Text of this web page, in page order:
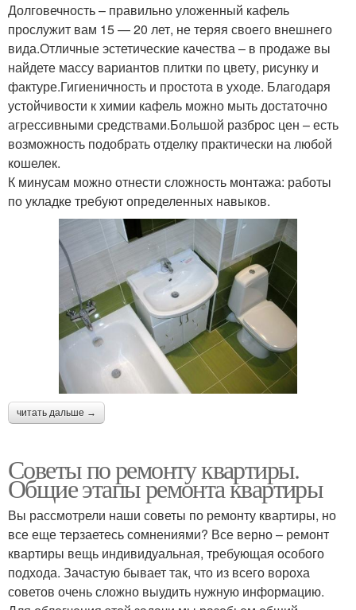
Долговечность – правильно уложенный кафель
прослужит вам 15 — 20 лет, не теряя своего внешнего
вида.Отличные эстетические качества – в продаже вы
найдете массу вариантов плитки по цвету, рисунку и
фактуре.Гигиеничность и простота в уходе. Благодаря
устойчивости к химии кафель можно мыть достаточно
агрессивными средствами.Большой разброс цен – есть
возможность подобрать отделку практически на любой
кошелек.
К минусам можно отнести сложность монтажа: работы
по укладке требуют определенных навыков.
читать дальше →
Советы по ремонту квартиры.
Общие этапы ремонта квартиры
Вы рассмотрели наши советы по ремонту квартиры, но
все еще терзаетесь сомнениями? Все верно – ремонт
квартиры вещь индивидуальная, требующая особого
подхода. Зачастую бывает так, что из всего вороха
советов очень сложно выудить нужную информацию.